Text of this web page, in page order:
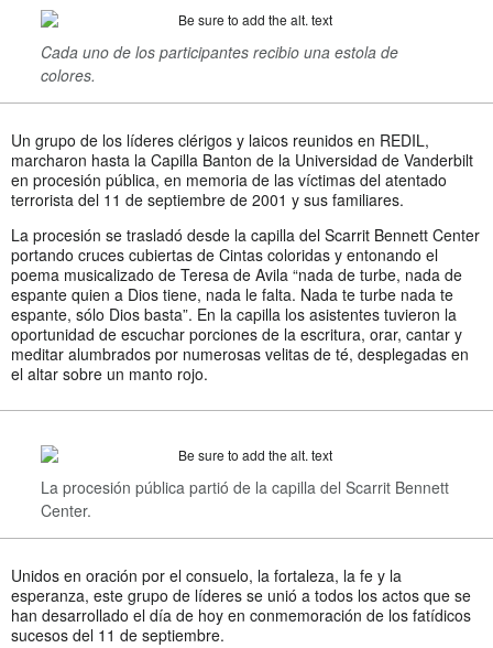
Cada uno de los participantes recibio una estola de
colores.
Un grupo de los líderes clérigos y laicos reunidos en REDIL,
marcharon hasta la Capilla Banton de la Universidad de Vanderbilt
en procesión pública, en memoria de las víctimas del atentado
terrorista del 11 de septiembre de 2001 y sus familiares.
La procesión se trasladó desde la capilla del Scarrit Bennett Center
portando cruces cubiertas de Cintas coloridas y entonando el
poema musicalizado de Teresa de Avila “nada de turbe, nada de
espante quien a Dios tiene, nada le falta. Nada te turbe nada te
espante, sólo Dios basta”. En la capilla los asistentes tuvieron la
oportunidad de escuchar porciones de la escritura, orar, cantar y
meditar alumbrados por numerosas velitas de té, desplegadas en
el altar sobre un manto rojo.
La procesión pública partió de la capilla del Scarrit Bennett
Center.
Unidos en oración por el consuelo, la fortaleza, la fe y la
esperanza, este grupo de líderes se unió a todos los actos que se
han desarrollado el día de hoy en conmemoración de los fatídicos
sucesos del 11 de septiembre.